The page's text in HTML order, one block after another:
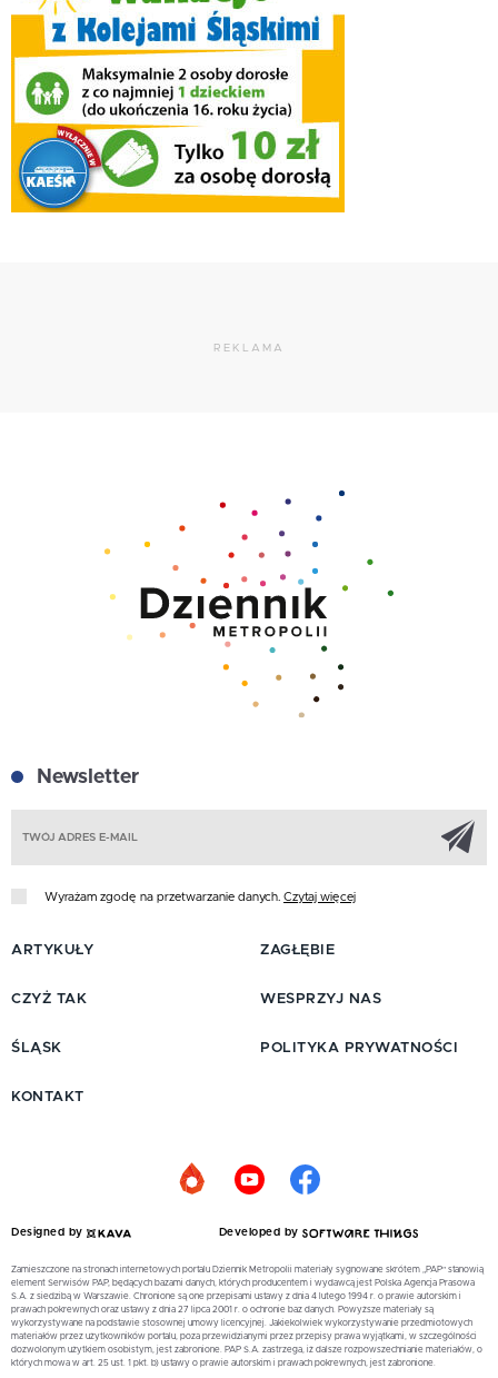
REKLAMA
Newsletter
Wyrażam zgodę na przetwarzanie danych. Czytaj więcej
ARTYKUŁY
CZYŻ TAK
ŚLĄSK
ZAGŁĘBIE
WESPRZYJ NAS
POLITYKA PRYWATNOŚCI
KONTAKT
Designed by Developed by
Zamieszczone na stronach internetowych portalu Dziennik Metropolii materiały sygnowane skrótem „PAP” stanowią
element Serwisów PAP, będących bazami danych, których producentem i wydawcą jest Polska Agencja Prasowa
S.A. z siedzibą w Warszawie. Chronione są one przepisami ustawy z dnia 4 lutego 1994 r. o prawie autorskim i
prawach pokrewnych oraz ustawy z dnia 27 lipca 2001 r. o ochronie baz danych. Powyższe materiały są
wykorzystywane na podstawie stosownej umowy licencyjnej. Jakiekolwiek wykorzystywanie przedmiotowych
materiałów przez użytkowników portalu, poza przewidzianymi przez przepisy prawa wyjątkami, w szczególności
dozwolonym użytkiem osobistym, jest zabronione. PAP S.A. zastrzega, iż dalsze rozpowszechnianie materiałów, o
których mowa w art. 25 ust. 1 pkt. b) ustawy o prawie autorskim i prawach pokrewnych, jest zabronione.